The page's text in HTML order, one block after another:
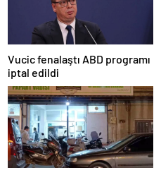
Vucic fenalaştı ABD programı
iptal edildi